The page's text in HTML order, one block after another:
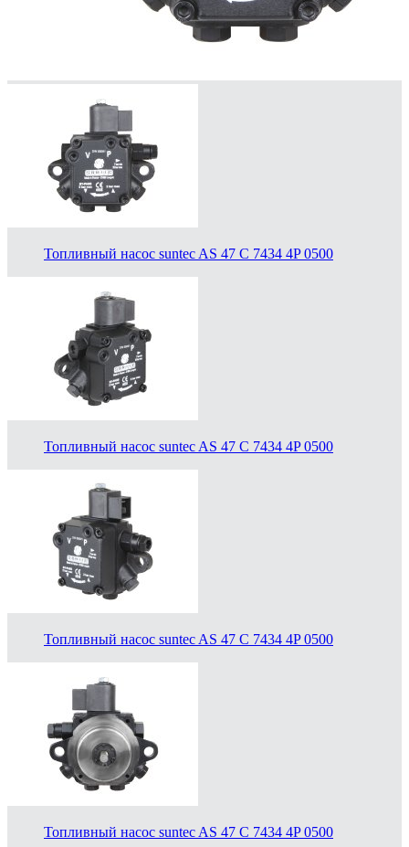
Топливный насос suntec AS 47 C 7434 4P 0500
Топливный насос suntec AS 47 C 7434 4P 0500
Топливный насос suntec AS 47 C 7434 4P 0500
Топливный насос suntec AS 47 C 7434 4P 0500